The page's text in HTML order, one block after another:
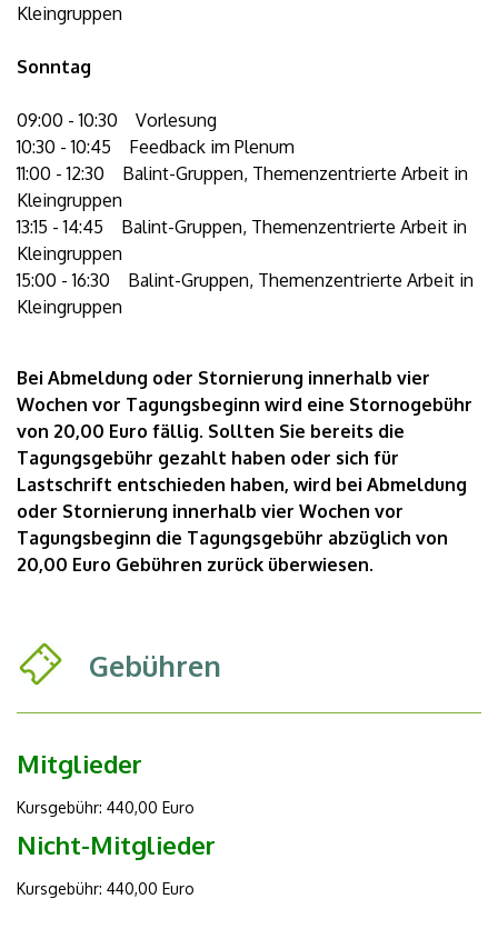
Kleingruppen
Sonntag
09:00 - 10:30 Vorlesung
10:30 - 10:45 Feedback im Plenum
11:00 - 12:30 Balint-Gruppen, Themenzentrierte Arbeit in
Kleingruppen
13:15 - 14:45 Balint-Gruppen, Themenzentrierte Arbeit in
Kleingruppen
15:00 - 16:30 Balint-Gruppen, Themenzentrierte Arbeit in
Kleingruppen
Bei Abmeldung oder Stornierung innerhalb vier
Wochen vor Tagungsbeginn wird eine Stornogebühr
von 20,00 Euro fällig. Sollten Sie bereits die
Tagungsgebühr gezahlt haben oder sich für
Lastschrift entschieden haben, wird bei Abmeldung
oder Stornierung innerhalb vier Wochen vor
Tagungsbeginn die Tagungsgebühr abzüglich von
20,00 Euro Gebühren zurück überwiesen.
Gebühren
Mitglieder
Kursgebühr: 440,00 Euro
Nicht-Mitglieder
Kursgebühr: 440,00 Euro